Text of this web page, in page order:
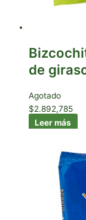
de
Agotado
$2.892,785
Leer más